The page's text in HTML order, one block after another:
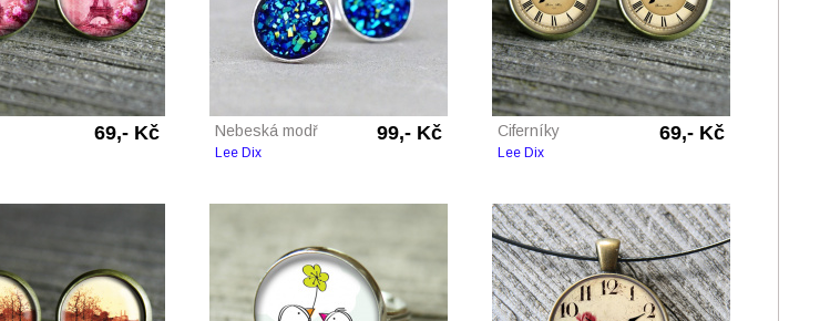
69,- Kč Nebeská modř 99,- Kč
Lee Dix
Ciferníky 69,- Kč
Lee Dix